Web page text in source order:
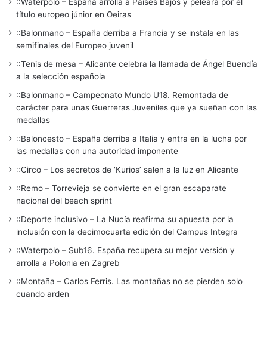
::Waterpolo – España arrolla a Países Bajos y peleará por el
título europeo júnior en Oeiras
::Balonmano – España derriba a Francia y se instala en las
semifinales del Europeo juvenil
::Tenis de mesa – Alicante celebra la llamada de Ángel Buendía
a la selección española
::Balonmano – Campeonato Mundo U18. Remontada de
carácter para unas Guerreras Juveniles que ya sueñan con las
medallas
::Baloncesto – España derriba a Italia y entra en la lucha por
las medallas con una autoridad imponente
::Circo – Los secretos de ‘Kurios’ salen a la luz en Alicante
::Remo – Torrevieja se convierte en el gran escaparate
nacional del beach sprint
::Deporte inclusivo – La Nucía reafirma su apuesta por la
inclusión con la decimocuarta edición del Campus Integra
::Waterpolo – Sub16. España recupera su mejor versión y
arrolla a Polonia en Zagreb
::Montaña – Carlos Ferris. Las montañas no se pierden solo
cuando arden